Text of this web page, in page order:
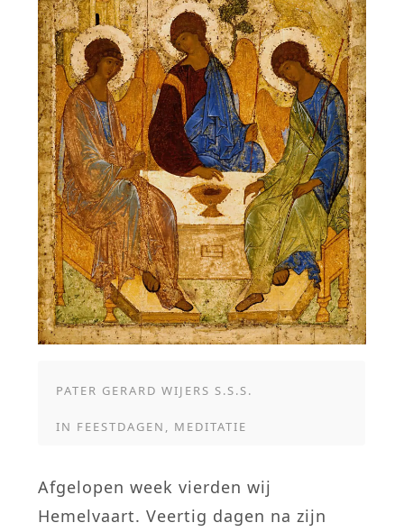
PATER GERARD WIJERS S.S.S.
IN FEESTDAGEN MEDITATIE
Afgelopen week vierden wij
Hemelvaart. Veertig dagen na zijn